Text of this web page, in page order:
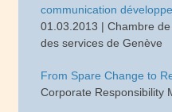
communication
01.03.2013 | Chambre
des services de Genève
From Spare Change to
Corporate Responsibility